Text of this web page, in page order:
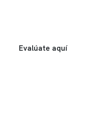
Evalúate aquí